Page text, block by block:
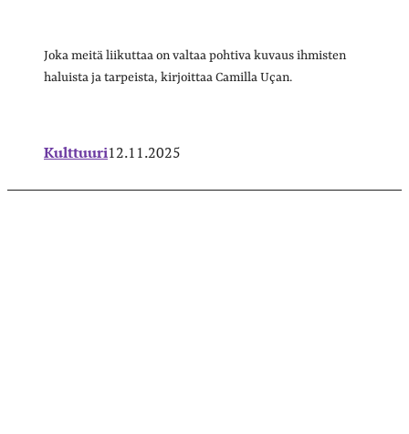
Joka meitä liikuttaa on valtaa pohtiva kuvaus ihmisten
haluista ja tarpeista, kirjoittaa Camilla Uçan.
Kulttuuri12.11.2025